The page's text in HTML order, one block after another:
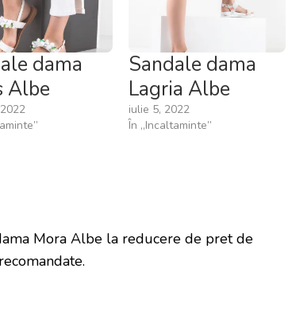
dama
Albe
Sandale dama
Lagria Albe
iulie 5, 2022
În „Incaltaminte”
Mora Albe la reducere de pret de